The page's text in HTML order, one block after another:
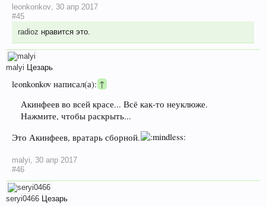
leonkonkov 30 апр 2017
#45
radioz нравится это.
malyi Цезарь
leonkonkov написал(а):↑
Акинфеев во всей красе... Всё как-то неуклюже.
Нажмите, чтобы раскрыть...
Это Акинфеев, вратарь сборной.
malyi
30 апр 2017
#46
seryi0466 Цезарь